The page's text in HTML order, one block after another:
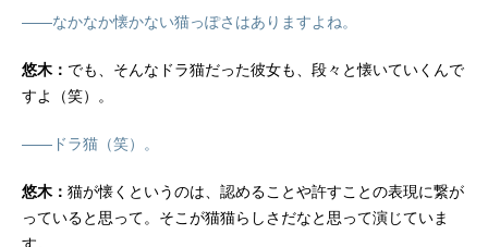
――なかなか懐かない猫っぽさはありますよね。
悠木： でも、そんなドラ猫だった彼女も、段々と懐いていくんで
すよ（笑）。
――ドラ猫（笑）。
悠木： 猫が懐くというのは、認めることや許すことの表現に繋が
っていると思って。そこが猫猫らしさだなと思って演じていま